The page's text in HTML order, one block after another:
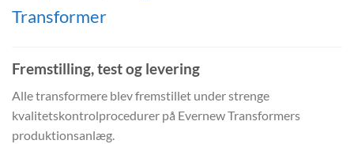
Transformer
Fremstilling, test og levering
Alle transformere blev fremstillet under strenge
kvalitetskontrolprocedurer på Evernew Transformers
produktionsanlæg.